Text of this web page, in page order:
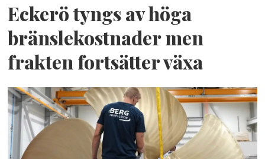
Eckerö tyngs av höga
bränslekostnader men
frakten fortsätter växa